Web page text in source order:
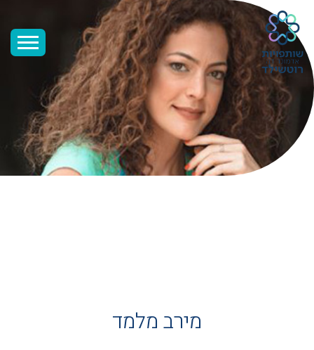
מירב מלמד